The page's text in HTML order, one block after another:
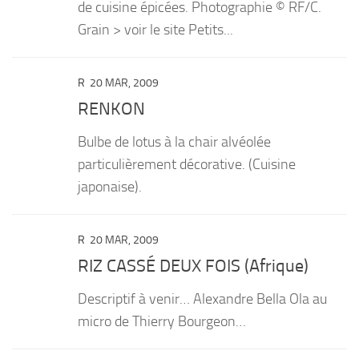
de cuisine épicées. Photographie © RF/C.
Grain > voir le site Petits...
R 20 MAR, 2009
RENKON
Bulbe de lotus à la chair alvéolée
particulièrement décorative. (Cuisine
japonaise).
R 20 MAR, 2009
RIZ CASSÉ DEUX FOIS (Afrique)
Descriptif à venir… Alexandre Bella Ola au
micro de Thierry Bourgeon…